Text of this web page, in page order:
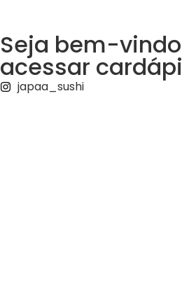
Seja bem-
acessar
japaa_sushi